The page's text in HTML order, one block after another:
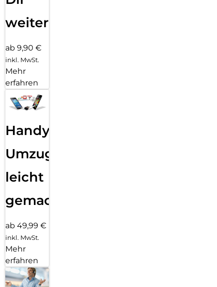
weiter
ab 9,90 €
inkl. MwSt.
Mehr
erfahren
Handy
Umzug
leicht
gemacht!
ab 49,99 €
inkl. MwSt.
Mehr
erfahren